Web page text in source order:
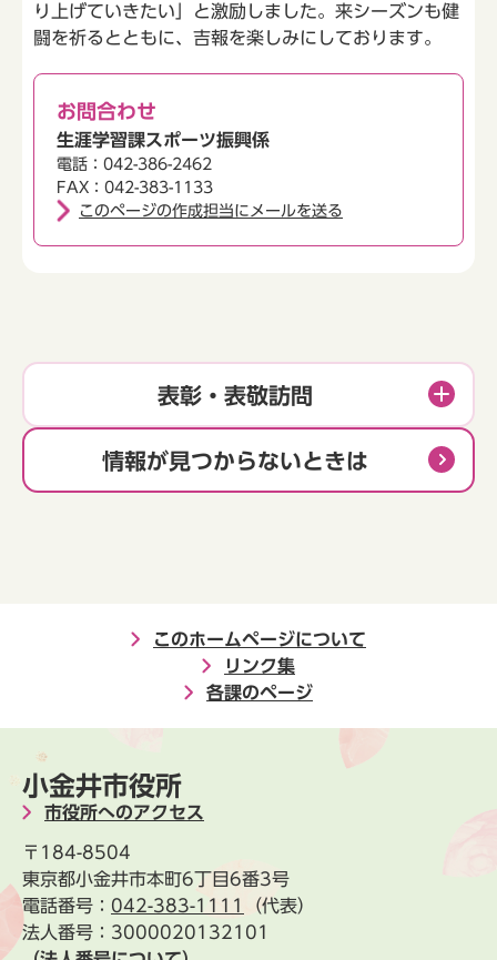
り上げていきたい」と激励しました。来シーズンも健
闘を祈るとともに、吉報を楽しみにしております。
お問合わせ
生涯学習課スポーツ振興係
電話：042-386-2462
FAX：042-383-1133
このページの作成担当にメールを送る
表彰・表敬訪問
情報が見つからないときは
このホームページについて
リンク集
各課のページ
小金井市役所
市役所へのアクセス
〒184-8504
東京都小金井市本町6丁目6番3号
電話番号： 042-383-1111
（代表）
法人番号：3000020132101